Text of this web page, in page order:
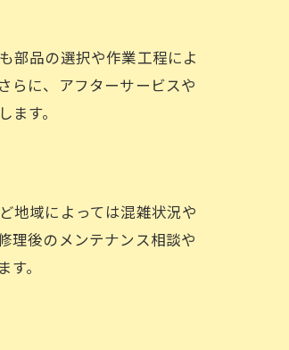
部品の選択や作業工程によ
らに、アフターサービスや
す。
地域によっては混雑状況や
理後のメンテナンス相談や
。